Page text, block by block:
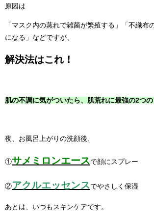
原因は
「マスク内の蒸れで雑菌が繁殖する」「不織布
になる」などですが、
解決法はこれ！
肌の不調に気がついたら、 肌荒れに最強の2つ
夜、お風呂上がりの洗顔後、
①サメミロンエース で顔にスプレー
②アクルエッセンス でやさしく保湿
あとは、いつもスキンケアです。